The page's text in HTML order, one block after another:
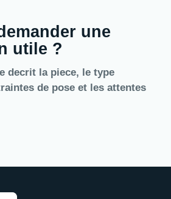
une
utile ?
decrit la piece, le type
de pose et les attentes